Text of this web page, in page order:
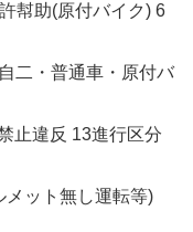
幇助(原付バイク) 6
二・普通車・原付バ
止違反 13進行区分
メット無し運転等)